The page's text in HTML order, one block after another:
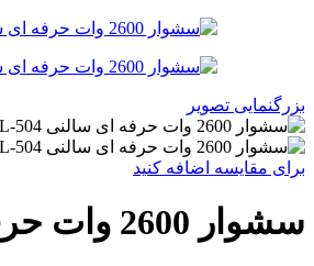
بزرگنمایی تصویر
برای مقایسه اضافه کنید
سشوار 2600 وات حرفه ای سالنی VL-504